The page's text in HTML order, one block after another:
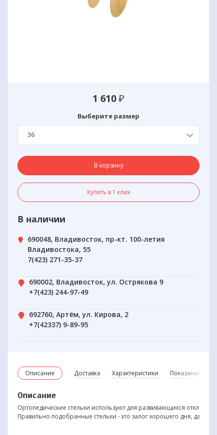
Описание Доставка Характеристики Показания и
Описание
Ортопедические стельки используют для развивающихся
Правильно подобранные стельки - это залог хорошего дня, даже
1 610₽
Выберите размер
36
В корзину
Купить в 1 клик
В наличии
690048, Владивосток, пр-кт. 100-летия
Владивостока, 55
7(423) 271-35-37
690002, Владивосток, ул. Острякова 9
+7(423) 244-97-49
692760, Артём, ул. Кирова, 2
+7(42337) 9-89-95